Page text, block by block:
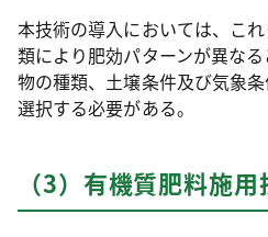
本技術の導入においては、こ
類により肥効パターンが異な
物の種類、土壌条件及び気象
選択する必要がある。
（3）有機質肥料施